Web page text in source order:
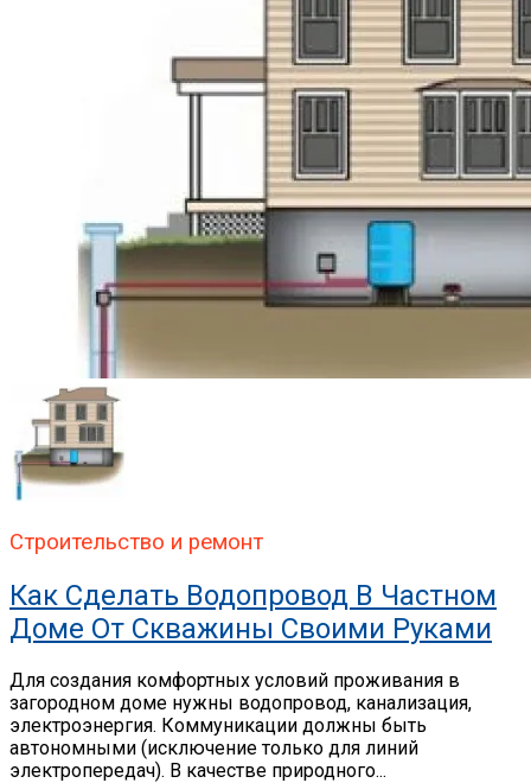
Строительство и ремонт
Как Сделать Водопровод В Частном
Доме От Скважины Своими Руками
Для создания комфортных условий проживания в
загородном доме нужны водопровод, канализация,
электроэнергия. Коммуникации должны быть
автономными (исключение только для линий
электропередач). В качестве природного...